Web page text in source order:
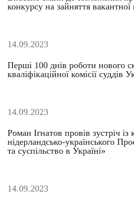
конкурсу на зайняття вакантної
14.09.2023
Перші 100 днів роботи нового
кваліфікаційної комісії суддів
14.09.2023
Роман Ігнатов провів зустріч із
нідерландсько-українського
та суспільство в Україні»
14.09.2023